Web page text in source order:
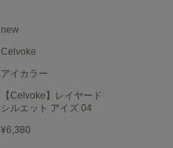
new
Celvoke
アイカラー
【Celvoke】レイヤード
シルエット アイズ 04
¥6,380